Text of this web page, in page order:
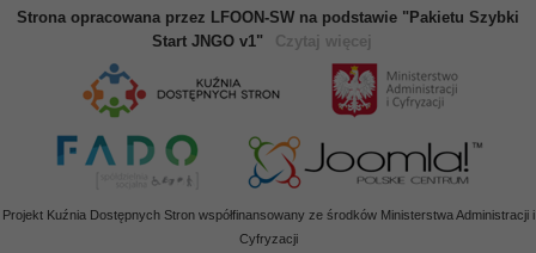
Strona opracowana przez LFOON-SW na podstawie "Pakietu Szybki
Start JNGO v1"
Czytaj więcej
Projekt Kuźnia Dostępnych Stron współfinansowany ze środków Ministerstwa Administracji i
Cyfryzacji